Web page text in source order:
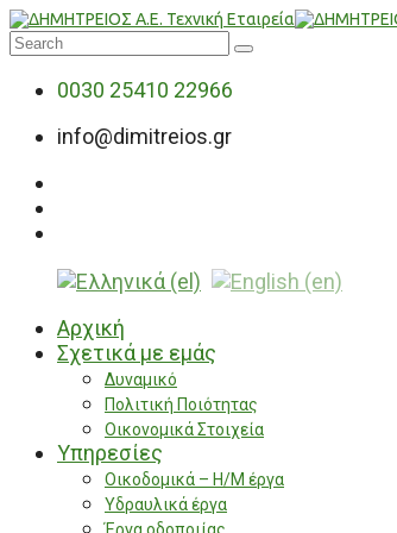
0030 25410 22966
info@dimitreios.gr
Αρχική
Σχετικά με εμάς
Δυναμικό
Πολιτική Ποιότητας
Οικονομικά Στοιχεία
Υπηρεσίες
Οικοδομικά – Η/Μ έργα
Υδραυλικά έργα
Έργα οδοποιίας